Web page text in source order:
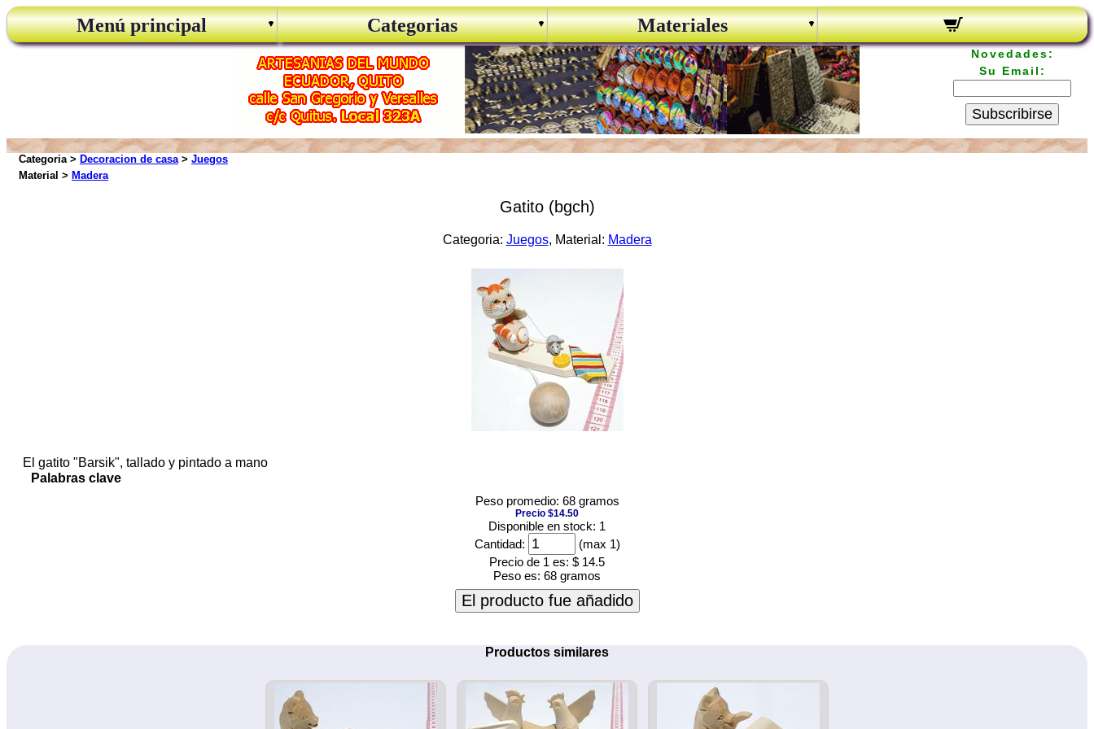
Menú principal Categorias Materiales
Novedades:
Su Email:
Subscribirse
Categoria > Decoracion de casa> Juegos
Material > Madera
Gatito (bgch)
Categoria: Juegos, Material: Madera
El gatito "Barsik", tallado y pintado a mano
Palabras clave
Peso promedio: 68 gramos
Precio $14.50
Disponible en stock: 1
Cantidad:
(max 1)
Precio de 1 es: $ 14.5
Peso es: 68 gramos
El producto fue añadido
Productos similares